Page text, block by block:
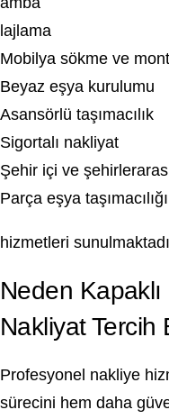
lajlama
Mobilya sökme ve
Beyaz eşya kurulumu
Asansörlü taşımacılık
Sigortalı nakliyat
Şehir içi ve
Parça eşya taşımacılığı
hizmetleri
Neden
Nakliyat Tercih
Profesyonel nakliye
sürecini hem daha